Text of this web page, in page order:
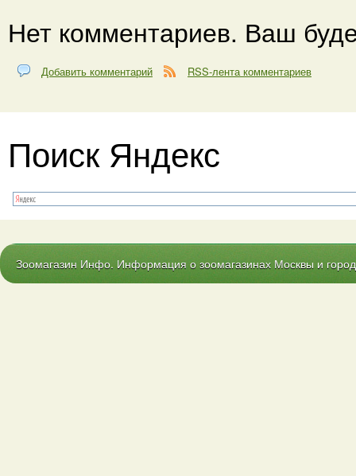
Нет комментариев. Ваш
Добавить комментарий RSS-лента комментариев
Поиск Яндекс
Зоомагазин Инфо. Информация о зоомагазинах Москвы и